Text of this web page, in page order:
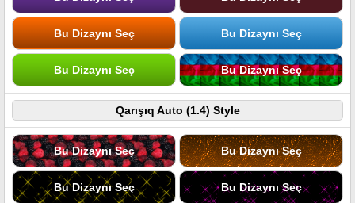
Bu Dizaynı Seç Bu Dizaynı Seç
Bu Dizaynı Seç Bu Dizaynı Seç
Qarışıq Auto (1.4) Style
Bu Dizaynı Seç Bu Dizaynı Seç
Bu Dizaynı Seç Bu Dizaynı Seç